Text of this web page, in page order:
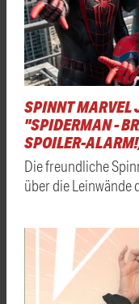
SPINNT MARVEL
"SPIDERMAN -
SPOILER-
Die freundliche
über die Leinwände